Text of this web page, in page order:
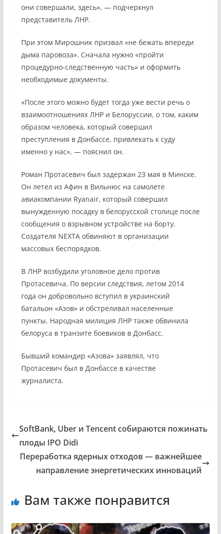
они совершали, здесь», — подчеркнул
представитель ЛНР.
При этом Мирошник призвал «не бежать впереди
дыма паровоза». Сначала нужно «пройти
процедурно-следственную часть» и оформить
необходимые документы.
«После этого можно будет тогда уже вести речь о
взаимоотношениях ЛНР и Белоруссии, о том, каким
образом человека, который совершил
преступления в Донбассе, привлекать к суду
именно у нас», — пояснил он.
Роман Протасевич был задержан 23 мая в Минске.
Он летел из Афин в Вильнюс на самолете
авиакомпании Ryanair, который совершил
вынужденную посадку в белорусской столице после
сообщения о взрывном устройстве на борту.
Создателя NEXTA обвиняют в организации
массовых беспорядков.
В ЛНР возбудили уголовное дело против
Протасевича. По версии следствия, летом 2014
года он добровольно вступил в украинский
батальон «Азов» и обстреливал населенные
пункты. Народная милиция ЛНР также обвинила
белоруса в транзите боевиков в Донбасс.
Бывший командир «Азова» заявлял, что
Протасевич был в Донбассе в качестве
журналиста.
SoftBank, Uber и Tencent собираются пожинать
плоды IPO Didi
Переработка ядерных отходов — важнейшее
направление энергетических инноваций
Вам также понравится